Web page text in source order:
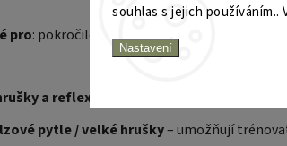
souhlas s jejich používáním..
Nastavení
pro: pokročilé bojovníky, gymy, speciální
a reflexní pytle
pytle / velké hrušky– umožňují